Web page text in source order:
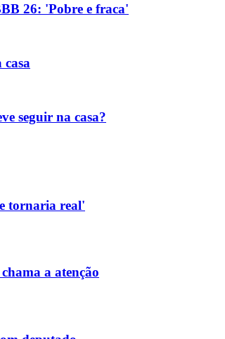
26: 'Pobre e fraca'
seguir na casa?
tornaria real'
a atenção